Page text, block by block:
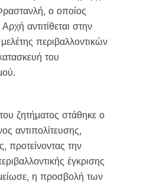
ο οποίος
αντιτίθεται στην
περιβαλλοντικών
του
ζητήματος στάθηκε ο
αντιπολίτευσης,
προτείνοντας την
έγκρισης
η προσβολή των